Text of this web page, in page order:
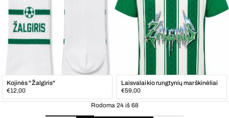
Kojinės "Žalgiris"
Įprasta
kaina
€12,00
Laisvalaikio rungtynių marškinėliai
Įprasta
kaina
€59,00
Rodoma 24 iš 68